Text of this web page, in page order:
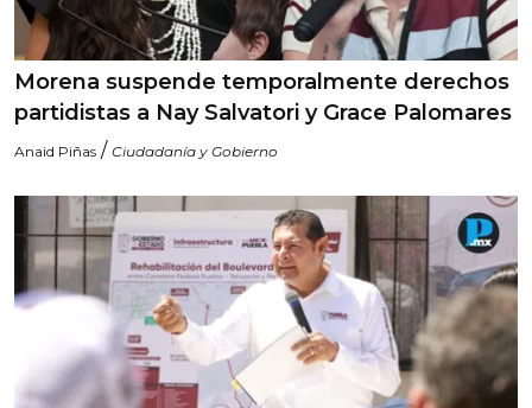
Morena suspende temporalmente derechos
partidistas a Nay Salvatori y Grace Palomares
Anaid Piñas / Ciudadanía y Gobierno